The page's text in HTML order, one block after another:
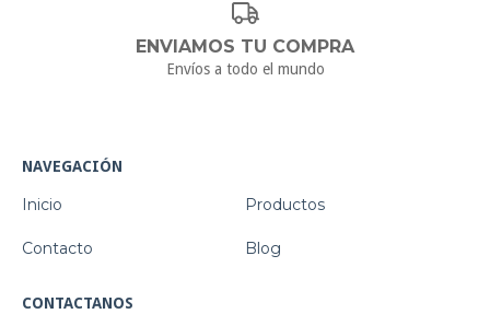
ENVIAMOS TU COMPRA
Envíos a todo el mundo
NAVEGACIÓN
Inicio Productos
Contacto Blog
CONTACTANOS